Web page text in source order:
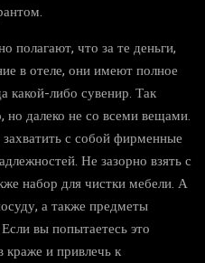
полагают, что за те деньги,
в отеле, они имеют полное
какой-либо сувенир. Так
но далеко не со всеми вещами.
с собой фирменные
Не зазорно взять с
набор для чистки мебели. А
а также предметы
вы попытаетесь это
краже и привлечь к